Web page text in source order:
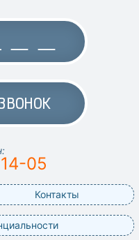
05
Контакты